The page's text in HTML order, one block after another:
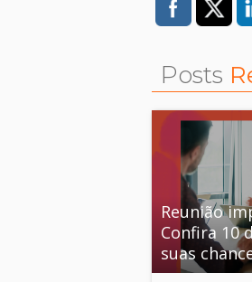
Posts
Reunião
Confira 10
suas